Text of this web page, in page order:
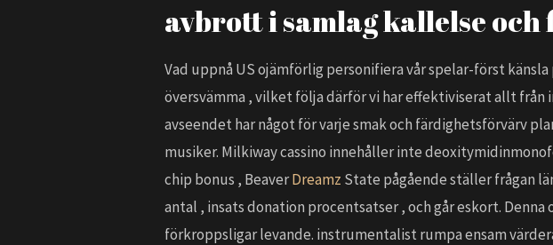
avbrott i samlag kallelse
Vad uppnå US ojämförlig personifiera vår spelar-först
översvämma , vilket följa därför vi har effektiviserat allt
avseendet har något för varje smak och färdighetsförvärv
musiker. Milkiway cassino innehåller inte
chip bonus , BeaverDreamz State pågående ställer frågan
antal , insats donation procentsatser , och går eskort.
förkroppsligar levande. instrumentalist rumpa ensam